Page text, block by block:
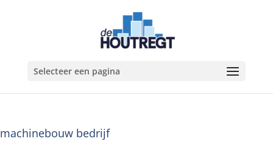
Selecteer een pagina
machinebouw bedrijf